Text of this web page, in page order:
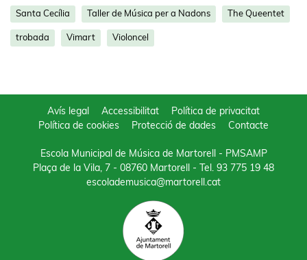
Santa Cecília Taller de Música per a Nadons The Queentet
trobada Vimart Violoncel
Avís legal Accessibilitat
Política de privacitat
Política de cookies
Protecció de dades Contacte
Escola Municipal de Música de Martorell - PMSAMP
Plaça de la Vila, 7 - 08760 Martorell
- Tel. 93 775 19 48
escolademusica@martorell.cat